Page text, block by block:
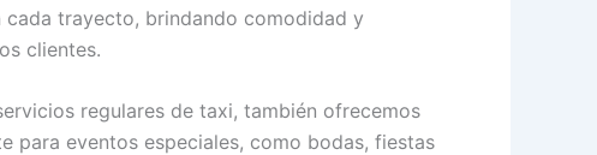
cada trayecto, brindando comodidad y
clientes.
regulares de taxi, también ofrecemos
para eventos especiales, como bodas, fiestas